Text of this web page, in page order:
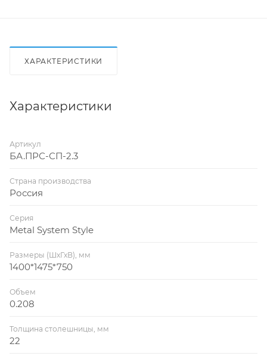
ХАРАКТЕРИСТИКИ
Характеристики
Артикул
БА.ПРС-СП-2.3
Страна производства
Россия
Серия
Metal System Style
Размеры (ШхГхВ), мм
1400*1475*750
Объем
0.208
Толщина столешницы, мм
22